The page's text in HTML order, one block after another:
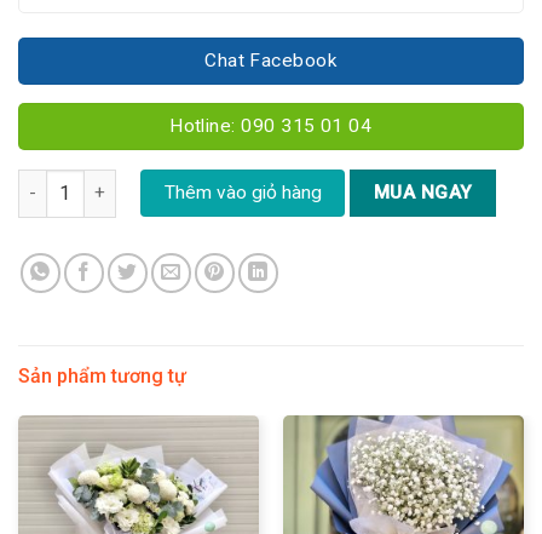
Chat Facebook
Hotline: 090 315 01 04
Bó hoa hồng trắng - YN138 số lượng
Thêm vào giỏ hàng MUA NGAY
Sản phẩm tương tự